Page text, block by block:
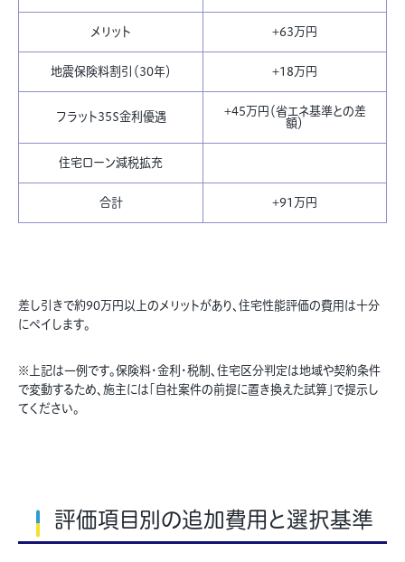
メリット +63万円
地震保険料割引（30年） +18万円
フラット35S金利優遇
+45万円（省エネ基準との差
額）
住宅ローン減税拡充
合計 +91万円
差し引きで約90万円以上のメリットがあり、住宅性能評価の費用は十分
にペイします。
※上記は一例です。保険料・金利・税制、住宅区分判定は地域や契約条件
で変動するため、施主には「自社案件の前提に置き換えた試算」で提示し
てください。
評価項目別の追加費用と選択基準